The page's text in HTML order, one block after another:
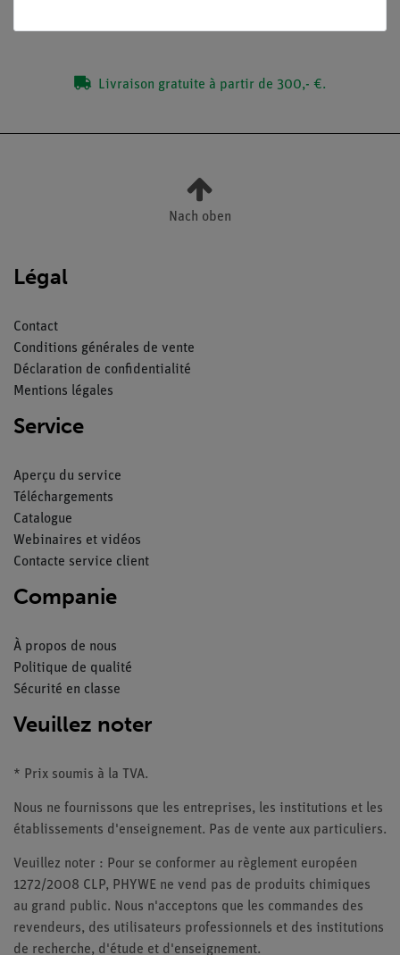
Livraison gratuite à partir de 300,- €.
Nach oben
Légal
Contact
Conditions générales de vente
Déclaration de confidentialité
Mentions légales
Service
Aperçu du service
Téléchargements
Catalogue
Webinaires et vidéos
Contacte service client
Companie
À propos de nous
Politique de qualité
Sécurité en classe
Veuillez noter
* Prix soumis à la TVA.
Nous ne fournissons que les entreprises, les institutions et les
établissements d'enseignement. Pas de vente aux particuliers.
Veuillez noter : Pour se conformer au règlement européen
1272/2008 CLP, PHYWE ne vend pas de produits chimiques
au grand public. Nous n'acceptons que les commandes des
revendeurs, des utilisateurs professionnels et des institutions
de recherche, d'étude et d'enseignement.